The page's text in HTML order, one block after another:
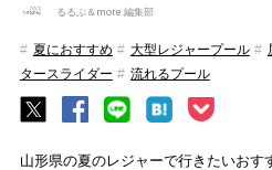
るるぶ＆more.編集部
夏におすすめ 大型レジャープール
タースライダー
流れるプール
山形県の夏のレジャーで行きたいおす